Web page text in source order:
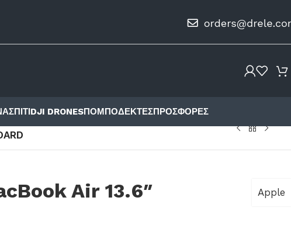
ΣΠΙΤΙDJI DRONESΠΟΜΠΟΔΈΚΤΕΣΠΡΟΣΦΟΡΈΣ
Air 13.6″
Apple